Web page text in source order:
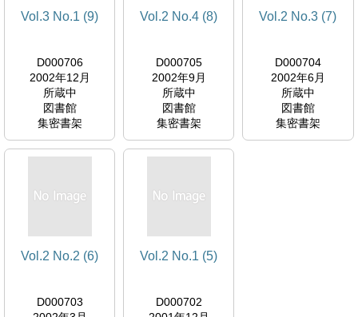
Vol.3 No.1 (9)
D000706
2002年12月
所蔵中
図書館
集密書架
Vol.2 No.4 (8)
D000705
2002年9月
所蔵中
図書館
集密書架
Vol.2 No.3 (7)
D000704
2002年6月
所蔵中
図書館
集密書架
Vol.2 No.2 (6)
D000703
Vol.2 No.1 (5)
D000702